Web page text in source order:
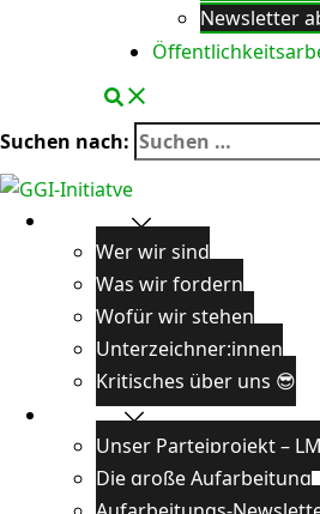
Newsletter
Suchen nach:
Über uns
Wer wir sind
Was wir fordern
Wofür wir stehen
Unterzeichner:innen
Kritisches über uns 😎
Projekte
Unser Parteiprojekt –
Die große Aufarbeitung